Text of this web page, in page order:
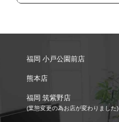
福岡 小戸公園前店
熊本店
福岡 筑紫野店
(業態変更の為お店が変わりました)